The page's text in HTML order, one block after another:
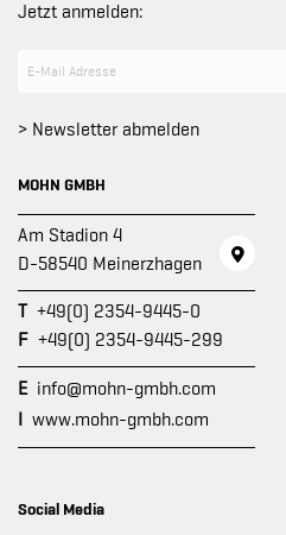
Jetzt anmelden:
> Newsletter abmelden
MOHN GMBH
Am Stadion 4
D-58540 Meinerzhagen
T +49(0) 2354-9445-0
F +49(0) 2354-9445-299
E info@mohn-gmbh.com
I www.mohn-gmbh.com
Social Media